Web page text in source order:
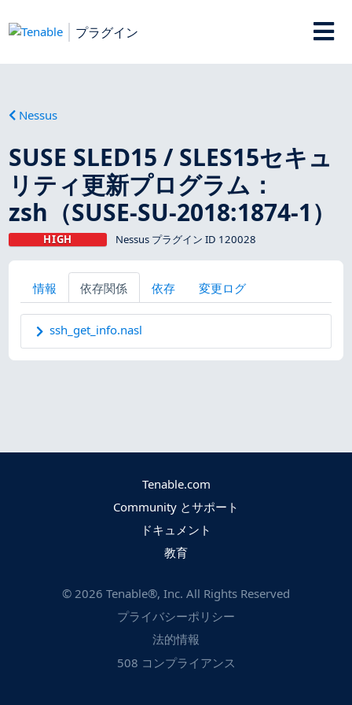
プラグイン
Nessus
SUSE SLED15 / SLES15セキュ
リティ更新プログラム：
zsh（SUSE-SU-2018:1874-1）
HIGH Nessus プラグイン ID 120028
情報 依存関係 依存 変更ログ
ssh_get_info.nasl
Tenable.com
Community とサポート
ドキュメント
教育
© 2026 Tenable®, Inc. All Rights Reserved
プライバシーポリシー
法的情報
508 コンプライアンス